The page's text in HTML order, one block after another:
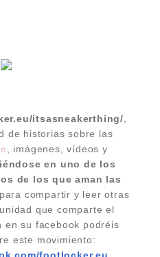
itsasneakerthing/
de historias sobre las
, imágenes, vídeos y
en uno de los
de los que aman las
para compartir y leer otras
que comparte el
en su facebook podréis
este movimiento: